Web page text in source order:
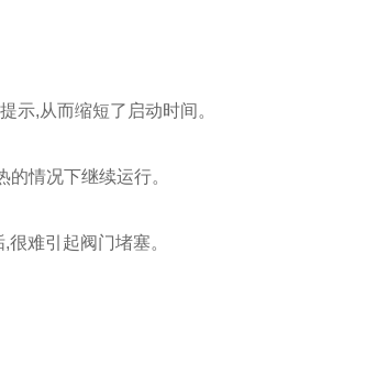
示,从而缩短了启动时间。
情况下继续运行。
难引起阀门堵塞。